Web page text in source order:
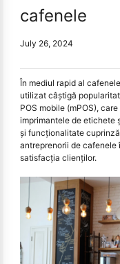
cafenele
July 26, 2024
În mediul rapid al
utilizat câștigă
POS mobile (mPOS),
imprimantele de etichete
și funcționalitate
antreprenorii de
satisfacția clienților.